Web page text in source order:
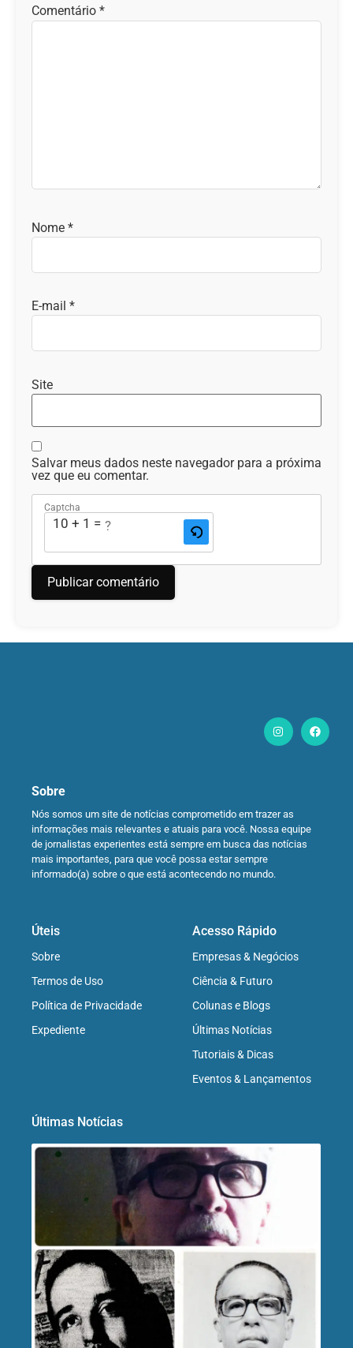
Comentário *
Nome *
E-mail *
Site
Salvar meus dados neste navegador para a próxima
vez que eu comentar.
Captcha
10 + 1 = ?
Sobre
Nós somos um site de notícias comprometido em trazer as
informações mais relevantes e atuais para você. Nossa equipe
de jornalistas experientes está sempre em busca das notícias
mais importantes, para que você possa estar sempre
informado(a) sobre o que está acontecendo no mundo.
Úteis
Sobre
Termos de Uso
Política de Privacidade
Expediente
Acesso Rápido
Empresas & Negócios
Ciência & Futuro
Colunas e Blogs
Últimas Notícias
Tutoriais & Dicas
Eventos & Lançamentos
Últimas Notícias